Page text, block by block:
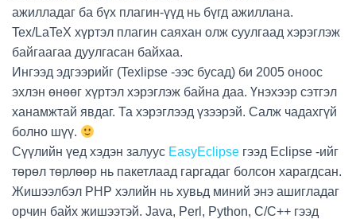
ажилладаг ба бүх плагин-үүд нь бүгд ажиллана.
Tex/LaTeX хүртэл плагин саяхан олж суулгаад хэрэглэж
байгаагаа дуулгасан байхаа.
Ингээд эдгээрийг (Texlipse -ээс бусад) би 2005 оноос
эхлэн өнөөг хүртэл хэрэглэж байна даа. Үнэхээр сэтгэл
ханамжтай явдаг. Та хэрэглээд үзээрэй. Салж чадахгүй
болно шүү.
Сүүлийн үед хэдэн залуус EasyEclipse гээд Eclipse -ийг
төрөл төрлөөр нь пакетлаад гаргадаг болсон харагдсан.
Жишээлбэл PHP хэлийн нь хувьд миний энэ ашигладаг
орчин байх жишээтэй. Java, Perl, Python, C/C++ гээд